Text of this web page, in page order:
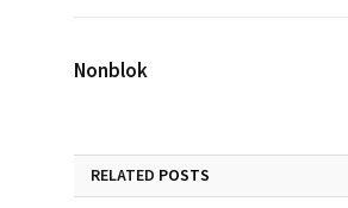
Nonblok
RELATED POSTS